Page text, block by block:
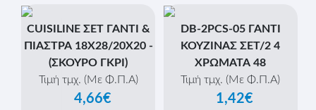
CUISILINE ΣΕΤ ΓΑΝΤΙ &
ΠΙΑΣΤΡΑ 18Χ28/20Χ20 -
(ΣΚΟΥΡΟ ΓΚΡΙ)
Τιμή τμχ. (Με Φ.Π.Α)
4,66€
DB-2PCS-05 ΓΑΝΤΙ
ΚΟΥΖΙΝΑΣ ΣΕΤ/2 4
ΧΡΩΜΑΤΑ 48
Τιμή τμχ. (Με Φ.Π.Α)
1,42€